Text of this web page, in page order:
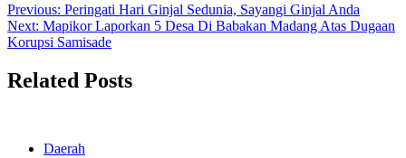
Previous: Peringati Hari Ginjal Sedunia, Sayangi Ginjal Anda
Next: Mapikor Laporkan 5 Desa Di Babakan Madang Atas Dugaan
Korupsi Samisade
Related Posts
Daerah